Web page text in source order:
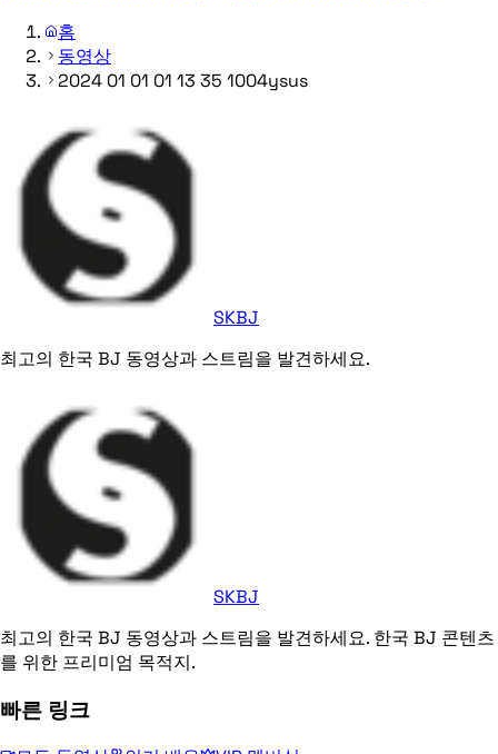
홈
동영상
2024 01 01 01 13 35 1004ysus
SKBJ
최고의 한국 BJ 동영상과 스트림을 발견하세요.
SKBJ
최고의 한국 BJ 동영상과 스트림을 발견하세요. 한국 BJ 콘텐츠
를 위한 프리미엄 목적지.
빠른 링크